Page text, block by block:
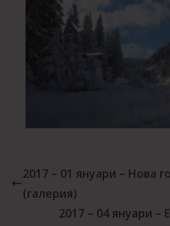
2017 – 01 януари – Нова
(галерия)
2017 – 04 януари –